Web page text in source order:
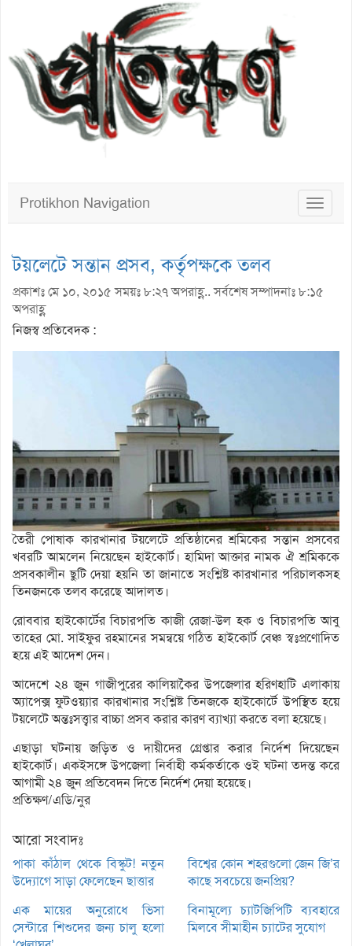
Toggle
Protikhon Navigation
টয়লেটে সন্তান প্রসব, কর্তৃপক্ষকে তলব
প্রকাশঃ মে ১০, ২০১৫ সময়ঃ ৮:২৭ অপরাহ্ণ.. সর্বশেষ সম্পাদনাঃ ৮:১৫
অপরাহ্ণ
নিজস্ব প্রতিবেদক :
তৈরী পোষাক কারখানার টয়লেটে প্রতিষ্ঠানের শ্রমিকের সন্তান প্রসবের
খবরটি আমলেন নিয়েছেন হাইকোর্ট। হামিদা আক্তার নামক ঐ শ্রমিককে
প্রসবকালীন ছুটি দেয়া হয়নি তা জানাতে সংশ্লিষ্ট কারখানার পরিচালকসহ
তিনজনকে তলব করেছে আদালত।
রোববার হাইকোর্টের বিচারপতি কাজী রেজা-উল হক ও বিচারপতি আবু
তাহের মো. সাইফুর রহমানের সমন্বয়ে গঠিত হাইকোর্ট বেঞ্চ স্বঃপ্রণোদিত
হয়ে এই আদেশ দেন।
আদেশে ২৪ জুন গাজীপুরের কালিয়াকৈর উপজেলার হরিণহাটি এলাকায়
অ্যাপেক্স ফুটওয়্যার কারখানার সংশ্লিষ্ট তিনজকে হাইকোর্টে উপস্থিত হয়ে
টয়লেটে অন্তঃসত্ত্বার বাচ্চা প্রসব করার কারণ ব্যাখ্যা করতে বলা হয়েছে।
এছাড়া ঘটনায় জড়িত ও দায়ীদের গ্রেপ্তার করার নির্দেশ দিয়েছেন
হাইকোর্ট। একইসঙ্গে উপজেলা নির্বাহী কর্মকর্তাকে ওই ঘটনা তদন্ত করে
আগামী ২৪ জুন প্রতিবেদন দিতে নির্দেশ দেয়া হয়েছে।
প্রতিক্ষণ/এডি/নুর
আরো সংবাদঃ
পাকা কাঁঠাল থেকে বিস্কুট! নতুন
উদ্যোগে সাড়া ফেলেছেন ছাত্তার
বিশ্বের কোন শহরগুলো জেন জি’র
কাছে সবচেয়ে জনপ্রিয়?
এক মায়ের অনুরোধে ভিসা
সেন্টারে শিশুদের জন্য চালু হলো
বিনামূল্যে চ্যাটজিপিটি ব্যবহারে
মিলবে সীমাহীন চ্যাটের সুযোগ